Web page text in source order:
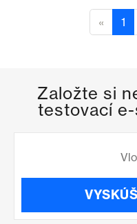
« 1
Založte si
testovací